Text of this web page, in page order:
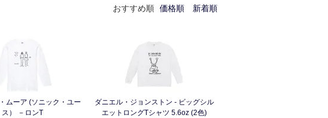
おすすめ順 価格順 新着順
ムーア (ソニック・ユー
ス） －ロンT
ダニエル・ジョンストン - ビッグシル
エットロングTシャツ 5.6oz (2色)